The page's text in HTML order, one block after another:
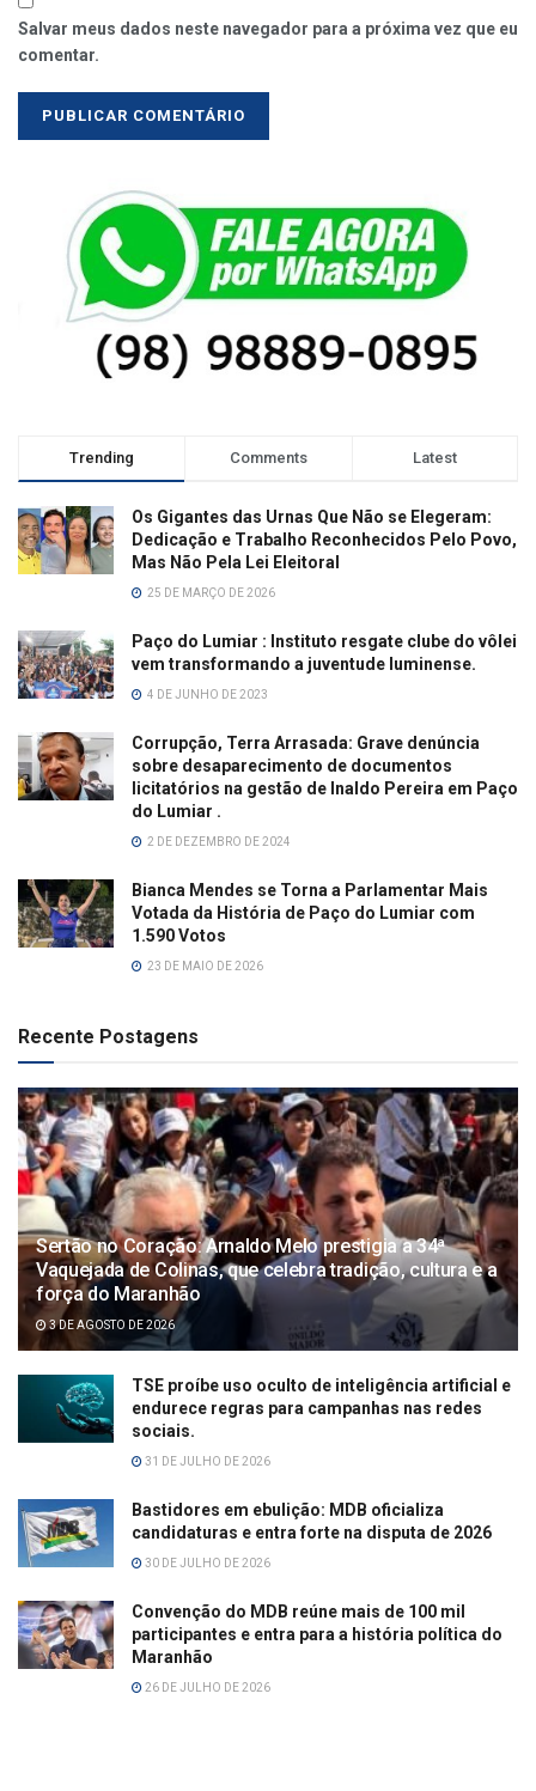
Salvar meus dados neste navegador para a próxima vez que eu
comentar.
Trending Comments Latest
Os Gigantes das Urnas Que Não se Elegeram:
Dedicação e Trabalho Reconhecidos Pelo Povo,
Mas Não Pela Lei Eleitoral
25 DE MARÇO DE 2026
Paço do Lumiar : Instituto resgate clube do vôlei
vem transformando a juventude luminense.
4 DE JUNHO DE 2023
Corrupção, Terra Arrasada: Grave denúncia
sobre desaparecimento de documentos
licitatórios na gestão de Inaldo Pereira em Paço
do Lumiar .
2 DE DEZEMBRO DE 2024
Bianca Mendes se Torna a Parlamentar Mais
Votada da História de Paço do Lumiar com
1.590 Votos
23 DE MAIO DE 2026
Recente Postagens
Sertão no Coração: Arnaldo Melo prestigia a 34ª
Vaquejada de Colinas, que celebra tradição, cultura e a
força do Maranhão
3 DE AGOSTO DE 2026
TSE proíbe uso oculto de inteligência artificial e
endurece regras para campanhas nas redes
sociais.
31 DE JULHO DE 2026
Bastidores em ebulição: MDB oficializa
candidaturas e entra forte na disputa de 2026
30 DE JULHO DE 2026
Convenção do MDB reúne mais de 100 mil
participantes e entra para a história política do
Maranhão
26 DE JULHO DE 2026